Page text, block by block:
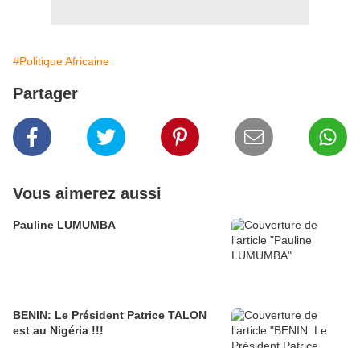
#Politique Africaine
Partager
Vous aimerez aussi
Pauline LUMUMBA
BENIN: Le Président Patrice TALON
est au Nigéria !!!